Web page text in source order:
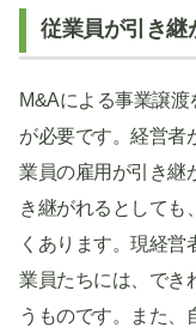
従業員が引き継
M&Aによる事業譲
が必要です。経営者
業員の雇用が引き継
き継がれるとしても
くあります。現経営
業員たちには、でき
うものです。また、